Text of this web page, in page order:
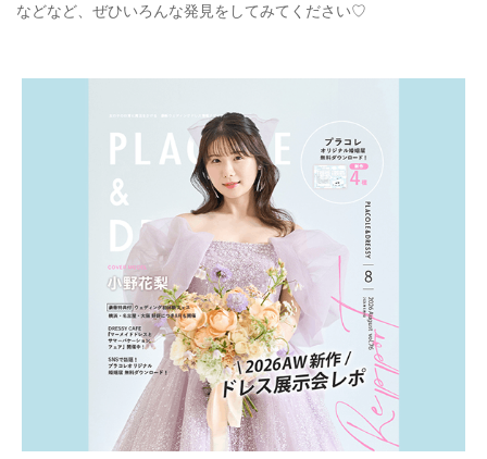
などなど、ぜひいろんな発見をしてみてください♡